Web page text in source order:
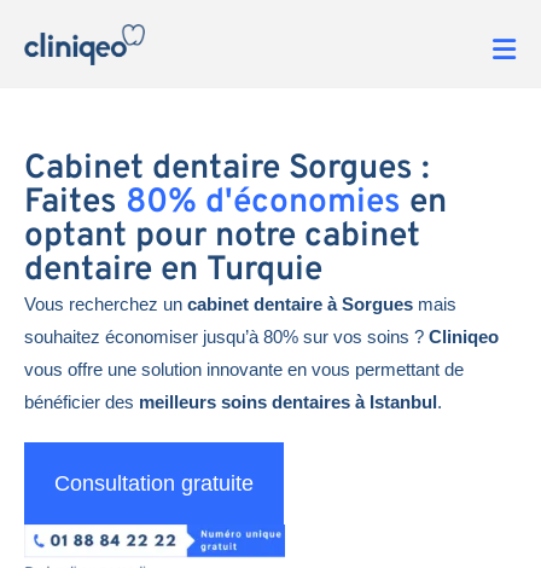
Cabinet dentaire Sorgues :
Faites 80% d'économies en
optant pour notre cabinet
dentaire en Turquie
Vous recherchez un cabinet dentaire à Sorgues mais
souhaitez économiser jusqu’à 80% sur vos soins ? Cliniqeo
vous offre une solution innovante en vous permettant de
bénéficier des meilleurs soins dentaires à Istanbul.
Consultation gratuite